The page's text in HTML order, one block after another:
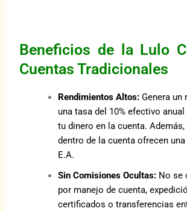
Beneficios de la Lulo
Cuentas Tradicionales
Rendimientos Altos: Genera un
una tasa del 10% efectivo
tu dinero en la cuenta.
dentro de la cuenta ofrecen
E.A.
Sin Comisiones Ocultas: No se
por manejo de cuenta,
certificados o transferencias